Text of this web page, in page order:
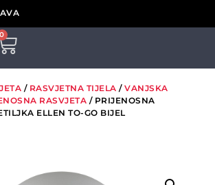
0
/ RASVJETNA TIJELA / VANJSKA
RASVJETA / PRIJENOSNA
ELLEN TO-GO BIJEL